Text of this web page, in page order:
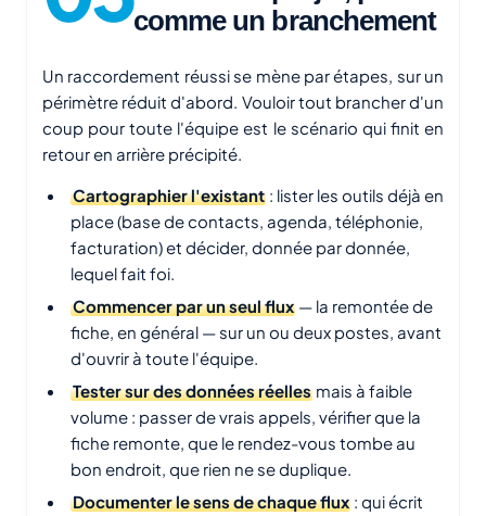
comme un branchement
Un raccordement réussi se mène par étapes, sur un
périmètre réduit d'abord. Vouloir tout brancher d'un
coup pour toute l'équipe est le scénario qui finit en
retour en arrière précipité.
Cartographier l'existant : lister les outils déjà en
place (base de contacts, agenda, téléphonie,
facturation) et décider, donnée par donnée,
lequel fait foi.
Commencer par un seul flux — la remontée de
fiche, en général — sur un ou deux postes, avant
d'ouvrir à toute l'équipe.
Tester sur des données réelles mais à faible
volume : passer de vrais appels, vérifier que la
fiche remonte, que le rendez-vous tombe au
bon endroit, que rien ne se duplique.
Documenter le sens de chaque flux : qui écrit